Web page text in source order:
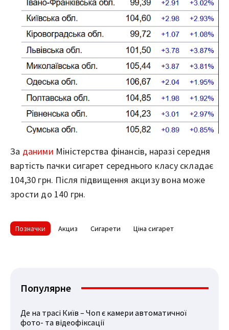
За даними Міністерства фінансів, наразі середня
вартість пачки сигарет середнього класу складає
104,30 грн. Після підвищення акцизу вона може
зрости до 140 грн.
Позначки Акциз Сигарети Ціна сигарет
Популярне
Де на трасі Київ – Чоп є камери автоматичної
фото- та відеофіксації